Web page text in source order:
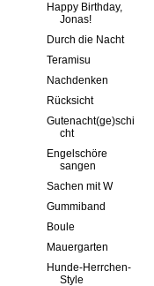
Happy Birthday,
Jonas!
Durch die Nacht
Teramisu
Nachdenken
Rücksicht
Gutenacht(ge)schi
cht
Engelschöre
sangen
Sachen mit W
Gummiband
Boule
Mauergarten
Hunde-Herrchen-
Style